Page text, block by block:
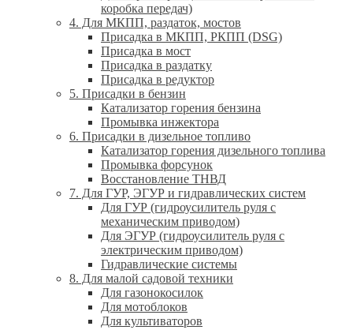
коробка передач)
4. Для МКПП, раздаток, мостов
Присадка в МКПП, РКПП (DSG)
Присадка в мост
Присадка в раздатку
Присадка в редуктор
5. Присадки в бензин
Катализатор горения бензина
Промывка инжектора
6. Присадки в дизельное топливо
Катализатор горения дизельного топлива
Промывка форсунок
Восстановление ТНВД
7. Для ГУР, ЭГУР и гидравлических систем
Для ГУР (гидроусилитель руля с
механическим приводом)
Для ЭГУР (гидроусилитель руля с
электрическим приводом)
Гидравлические системы
8. Для малой садовой техники
Для газонокосилок
Для мотоблоков
Для культиваторов